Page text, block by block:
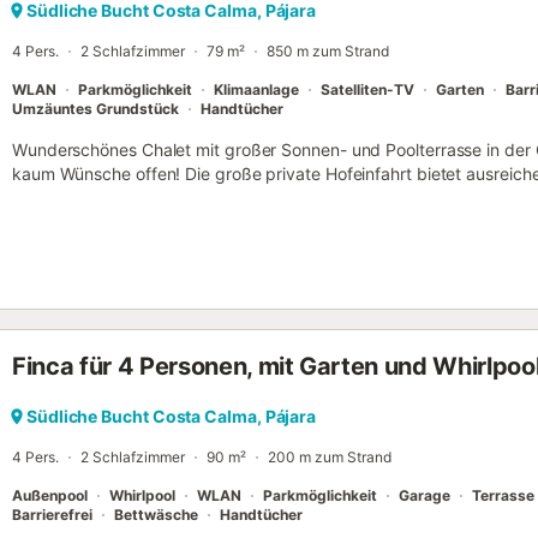
eine gültige Kredit- oder Debitkarte als Sicherheitsgarantie
den Allge...
Südliche Bucht Costa Calma, Pájara
4 Pers. 2 Schlafzimmer 79 m² 850 m zum Strand
WLAN Parkmöglichkeit Klimaanlage Satelliten-TV Garten
Umzäuntes Grundstück
Handtücher
Wunderschönes Chalet mit großer Sonnen- und Poolterrasse in der
kaum Wünsche offen! Die große private Hofeinfahrt bietet
mit Dusche, Bidet und Doppelwaschbecken. Das zweite
Waschmaschine. Wohnzimmer und Küche sind hochwertig möbliert
stellt an heißen Tagen Abkühlung im Haus sicher. Auf der
gemauerten Grill, der zum gemütlichen Beisammensein einlädt.
ca. 5 Gehminuten entfernt; weitere Einkaufsmöglichkeiten, sowie
erwarten Sie! Zögern Sie nicht, um Ihren nächsten Urlaub in einer
Finca für 4 Personen, mit Garten und
Südliche Bucht Costa Calma, Pájara
4 Pers. 2 Schlafzimmer 90 m² 200 m zum Strand
Außenpool Whirlpool WLAN Parkmöglichkeit Garage Terrasse
Barrierefrei
Bettwäsche Handtücher